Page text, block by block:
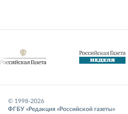
© 1998-2026
ФГБУ «Редакция «Российской газеты»